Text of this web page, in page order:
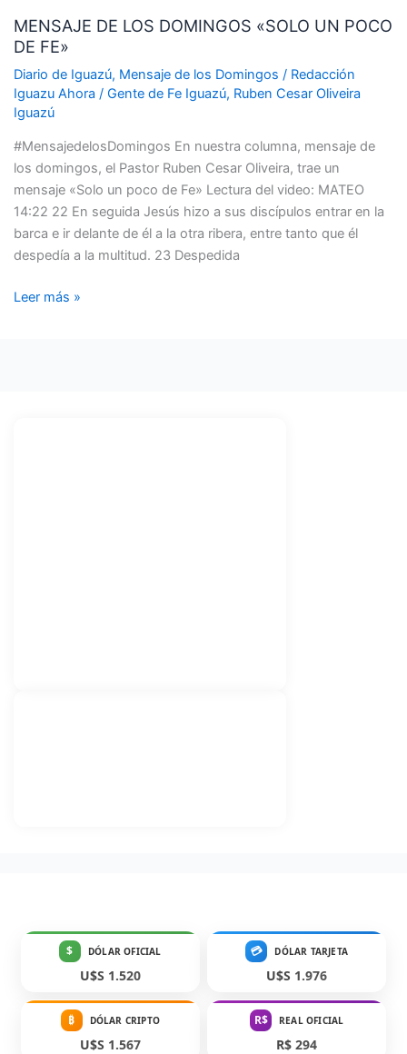
MENSAJE DE LOS DOMINGOS «SOLO UN POCO
DE FE»
Diario de Iguazú, Mensaje de los Domingos / Redacción
Iguazu Ahora / Gente de Fe Iguazú, Ruben Cesar Oliveira
Iguazú
#MensajedelosDomingos En nuestra columna, mensaje de
los domingos, el Pastor Ruben Cesar Oliveira, trae un
mensaje «Solo un poco de Fe» Lectura del video: MATEO
14:22 22 En seguida Jesús hizo a sus discípulos entrar en la
barca e ir delante de él a la otra ribera, entre tanto que él
despedía a la multitud. 23 Despedida
LOS
DOMINGOS
«SOLO
UN
POCO
Leer más »
$ DÓLAR OFICIAL
U$S 1.520
💳 DÓLAR TARJETA
U$S 1.976
₿ DÓLAR CRIPTO
U$S 1.567
R$ REAL OFICIAL
R$ 294